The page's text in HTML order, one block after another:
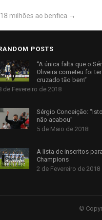
milhões ao benfica →
POSTS
“A única falta que o
Oliveira cometeu foi ter
cruzado tão bem”
de Fevereiro de 2018
Sérgio Conceição:
não acabou”
5 de Maio de 2018
A lista de inscritos
Champions
2 de Fevereiro de 2018
©